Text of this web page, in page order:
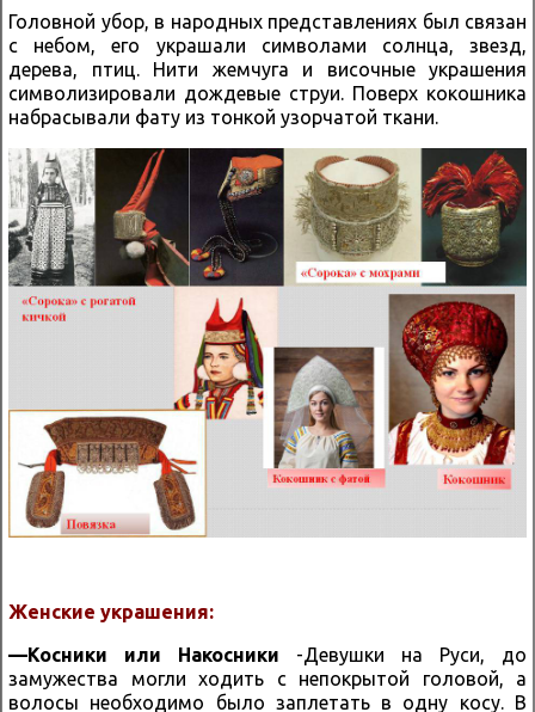
Головной убор, в народных представлениях был связан
с небом, его украшали символами солнца, звезд,
дерева, птиц. Нити жемчуга и височные украшения
символизировали дождевые струи. Поверх кокошника
набрасывали фату из тонкой узорчатой ткани.
Женские украшения:
—Косники или Накосники -Девушки на Руси, до
замужества могли ходить с непокрытой головой, а
волосы необходимо было заплетать в одну косу. В